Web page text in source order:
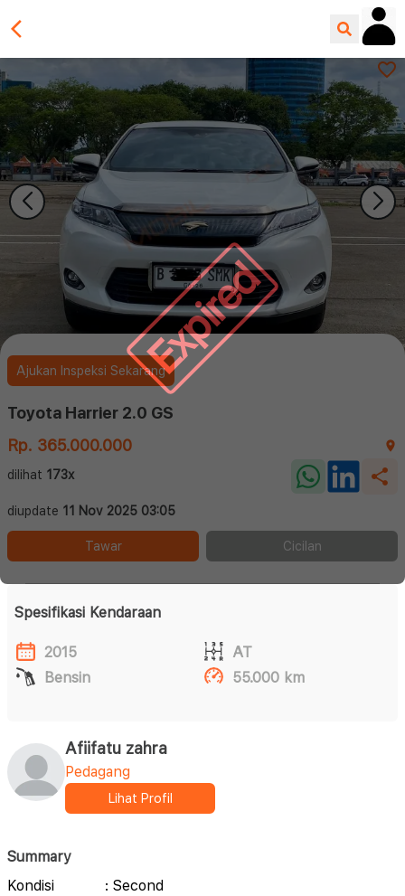
Expired
Ajukan Inspeksi Sekarang
Toyota Harrier 2.0 GS
Rp. 365.000.000
dilihat 173x
diupdate 11 Nov 2025 03:05
Tawar Cicilan
Spesifikasi Kendaraan
2015
AT
Bensin
55.000 km
Afiifatu zahra
Pedagang
Lihat Profil
Summary
Kondisi
: Second